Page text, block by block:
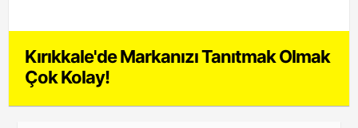
Kırıkkale'de Markanızı Tanıtmak Olmak
Çok Kolay!